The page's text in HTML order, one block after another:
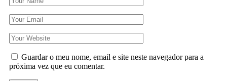
Guardar o meu nome, email e site neste navegador para a
próxima vez que eu comentar.